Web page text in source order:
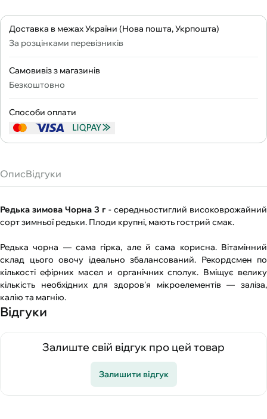
Доставка в межах України (Нова пошта, Укрпошта)
За розцінками перевізників
Самовивіз з магазинів
Безкоштовно
Способи оплати
ОписВідгуки
Редька зимова Чорна 3 г - середньостиглий високоврожайний
сорт зимньої редьки. Плоди крупні, мають гострий смак.
Редька чорна ― сама гірка, але й сама корисна. Вітамінний
склад цього овочу ідеально збалансований. Рекордсмен по
кількості ефірних масел и органічних сполук. Вміщує велику
кількість необхідних для здоров'я мікроелементів ― заліза,
калію та магнію.
Відгуки
Залиште свій відгук про цей товар
Залишити відгук